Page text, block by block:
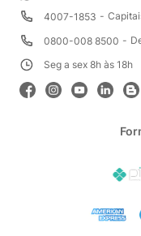
4007-1853
0800-008 8500
Seg a sex 8h às 18h